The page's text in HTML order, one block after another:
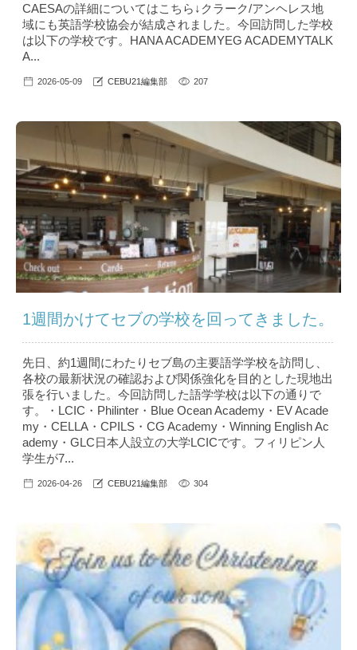
CAESAの詳細についてはこちら↓クラーク/アンヘレス地
域にも英語学校協会が結成されました。今回訪問した学校
は以下の学校です。HANA ACADEMYEG ACADEMYTALK
A...
2026-05-09 CEBU21編集部 207
1週間かけてセブの学校を回ってきました。
先日、約1週間にわたりセブ島の主要語学学校を訪問し、
各校の最新状況の確認および関係強化を目的とした現地出
張を行いました。今回訪問した語学学校は以下の通りで
す。・LCIC・Philinter・Blue Ocean Academy・EV Acade
my・CELLA・CPILS・CG Academy・Winning English Ac
ademy・GLC日本人設立の大学LCICです。フィリピン人
学生が7...
2026-04-26 CEBU21編集部 304